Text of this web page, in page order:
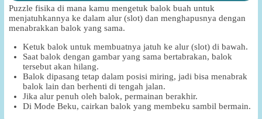
Puzzle fisika di mana kamu mengetuk balok buah untuk
menjatuhkannya ke dalam alur (slot) dan menghapusnya dengan
menabrakkan balok yang sama.
Ketuk balok untuk membuatnya jatuh ke alur (slot) di bawah.
Saat balok dengan gambar yang sama bertabrakan, balok
tersebut akan hilang.
Balok dipasang tetap dalam posisi miring, jadi bisa menabrak
balok lain dan berhenti di tengah jalan.
Jika alur penuh oleh balok, permainan berakhir.
Di Mode Beku, cairkan balok yang membeku sambil bermain.